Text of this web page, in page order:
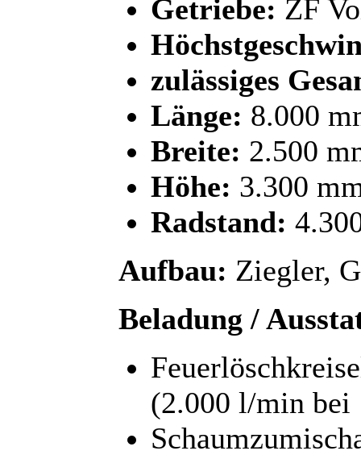
Getriebe: ZF
zulässiges
Länge: 8.000
Breite: 2.500
Höhe: 3.300
Radstand:
Aufbau: Ziegler,
Beladung /
(2.000 l/min bei